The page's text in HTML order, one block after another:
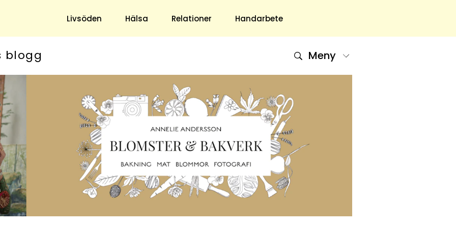
Livsöden Hälsa Relationer Handarbete
& Trädgård
& Dryck
& Antikt
- Gör Det Själv
Underhållning
Nöje
TV
Horoskop
Om Oss & Kontakt
Tidningar Hos Allas.se
Nyhetsbrev
Om Cookies
Integritetspolicy
Skapa Konto
Hantera Preferenser
blogg Meny